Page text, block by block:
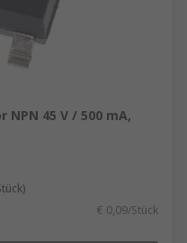
45 V / 500 mA,
€ 0,09/Stück